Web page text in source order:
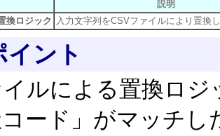
説明
換ロジック
入力文字列をCSVファイルにより置換
ント
ルによる置換ロ
ード」がマッチ